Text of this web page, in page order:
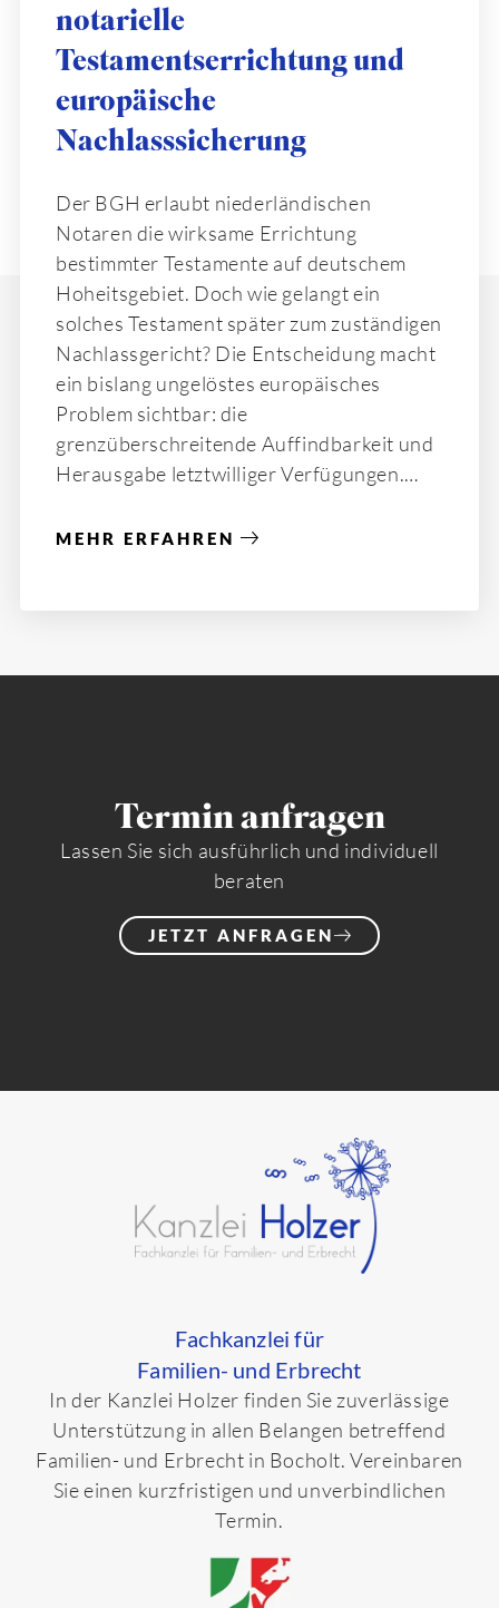
notarielle
Testamentserrichtung und
europäische
Nachlasssicherung
Der BGH erlaubt niederländischen
Notaren die wirksame Errichtung
bestimmter Testamente auf deutschem
Hoheitsgebiet. Doch wie gelangt ein
solches Testament später zum zuständigen
Nachlassgericht? Die Entscheidung macht
ein bislang ungelöstes europäisches
Problem sichtbar: die
grenzüberschreitende Auffindbarkeit und
Herausgabe letztwilliger Verfügungen.
MEHR ERFAHREN
Termin anfragen
Lassen Sie sich ausführlich und individuell
beraten
JETZT ANFRAGEN
Fachkanzlei für
Familien- und Erbrecht
In der Kanzlei Holzer finden Sie zuverlässige
Unterstützung in allen Belangen betreffend
Familien- und Erbrecht in Bocholt. Vereinbaren
Sie einen kurzfristigen und unverbindlichen
Termin.